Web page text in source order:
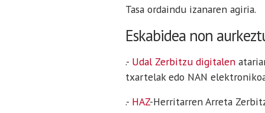
Tasa ordaindu izanaren agiria.
Eskabidea non
.- Udal Zerbitzu digitalen
txartelak edo NAN
.- HAZ-Herritarren Arreta